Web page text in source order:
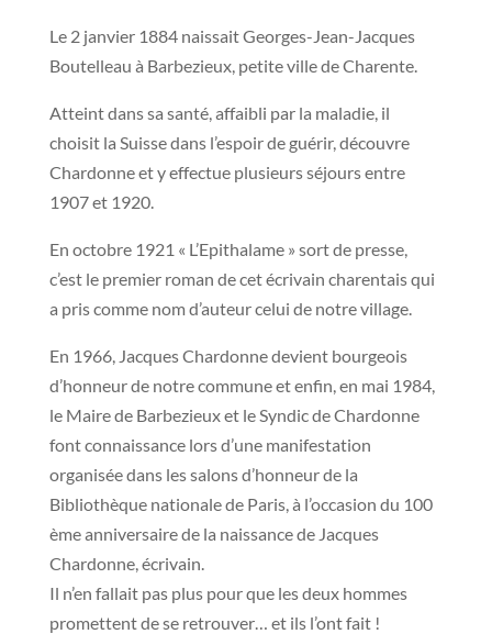
Le 2 janvier 1884 naissait Georges-Jean-Jacques
Boutelleau à Barbezieux, petite ville de Charente.
Atteint dans sa santé, affaibli par la maladie, il
choisit la Suisse dans l’espoir de guérir, découvre
Chardonne et y effectue plusieurs séjours entre
1907 et 1920.
En octobre 1921 « L’Epithalame » sort de presse,
c’est le premier roman de cet écrivain charentais qui
a pris comme nom d’auteur celui de notre village.
En 1966, Jacques Chardonne devient bourgeois
d’honneur de notre commune et enfin, en mai 1984,
le Maire de Barbezieux et le Syndic de Chardonne
font connaissance lors d’une manifestation
organisée dans les salons d’honneur de la
Bibliothèque nationale de Paris, à l’occasion du 100
ème anniversaire de la naissance de Jacques
Chardonne, écrivain.
Il n’en fallait pas plus pour que les deux hommes
promettent de se retrouver… et ils l’ont fait !